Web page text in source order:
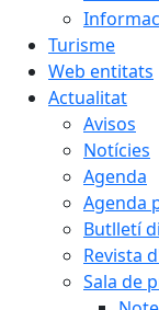
Turisme
Web entitats
Actualitat
Avisos
Notícies
Agenda
Agenda
Butlletí
Revista
Sala de